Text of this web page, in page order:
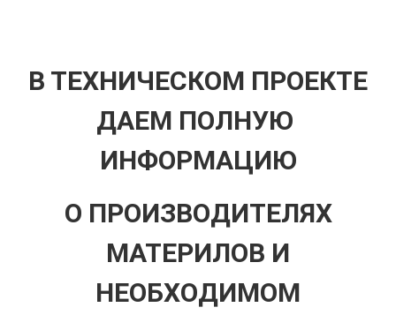
В ТЕХНИЧЕСКОМ ПРОЕКТЕ
ДАЕМ ПОЛНУЮ
ИНФОРМАЦИЮ
О ПРОИЗВОДИТЕЛЯХ
МАТЕРИЛОВ И
НЕОБХОДИМОМ